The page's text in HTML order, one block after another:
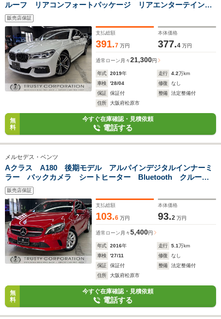
ルーフ リアコンフォートパッケージ リアエンターテインメ
ント ブラウンレザーシート ハーマンカードンサウンド 全
席ベンチレーター シートヒーター パワートランク
販売店保証
支払総額
391.7 万円
本体価格
377.4 万円
通常ローン 月々21,300円
年式 2019年 走行 4.2万km
車検
'28/04 修復
なし
保証
保証付 整備
法定整備付
住所
大阪府松原市
無
料
今すぐ在庫確認・見積依頼
電話する
メルセデス・ベンツ
Aクラス A180 後期モデル アルパインデジタルインナーミ
ラー バックカメラ シートヒーター Bluetooth クルーズ
コントロール LEDヘッドライト ETC
販売店保証
支払総額
103.6 万円
本体価格
93.2 万円
通常ローン 月々5,400円
年式 2016年 走行 5.1万km
車検
'27/11 修復
なし
保証
保証付 整備
法定整備付
住所
大阪府松原市
無
料
今すぐ在庫確認・見積依頼
電話する